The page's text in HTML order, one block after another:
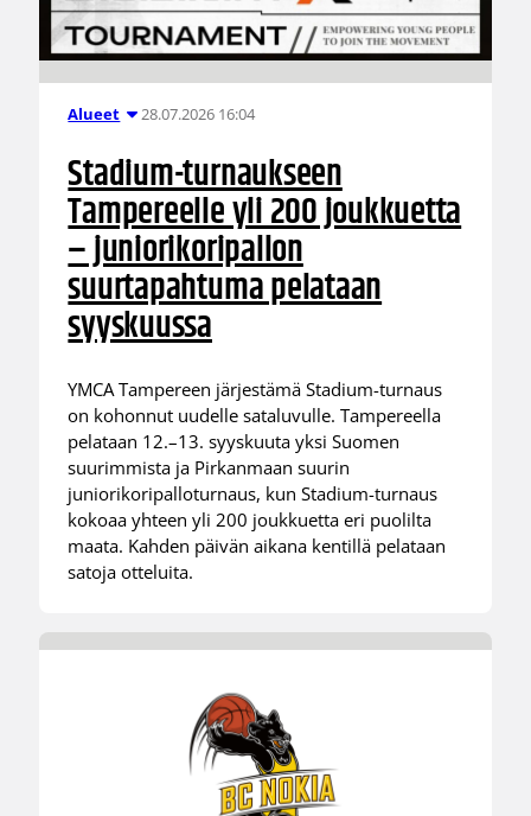
Alueet 28.07.2026 16:04
Stadium-turnaukseen
Tampereelle yli 200 joukkuetta
– juniorikoripallon
suurtapahtuma pelataan
syyskuussa
YMCA Tampereen järjestämä Stadium-turnaus
on kohonnut uudelle sataluvulle. Tampereella
pelataan 12.–13. syyskuuta yksi Suomen
suurimmista ja Pirkanmaan suurin
juniorikoripalloturnaus, kun Stadium-turnaus
kokoaa yhteen yli 200 joukkuetta eri puolilta
maata. Kahden päivän aikana kentillä pelataan
satoja otteluita.